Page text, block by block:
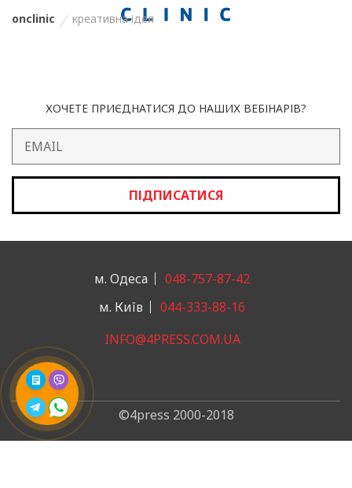
onclinic креативна ідея
ХОЧЕТЕ ПРИЄДНАТИСЯ ДО НАШИХ ВЕБІНАРІВ?
ПІДПИСАТИСЯ
м. Одеса
048-757-87-42
м. Київ
044-333-88-16
INFO@4PRESS.COM.UA
©4press 2000-2018